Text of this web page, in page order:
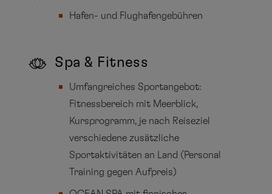
Hafen- und Flughafengebühren
Spa & Fitness
Umfangreiches Sportangebot:
Fitnessbereich mit Meerblick,
Kursprogramm, je nach Reiseziel
verschiedene zusätzliche
Sportaktivitäten an Land (Personal
Training gegen Aufpreis)